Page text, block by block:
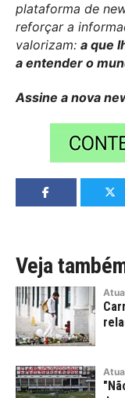
plataforma de
reforçar a
valorizam: a que
a entender o
Assine a nova
Veja